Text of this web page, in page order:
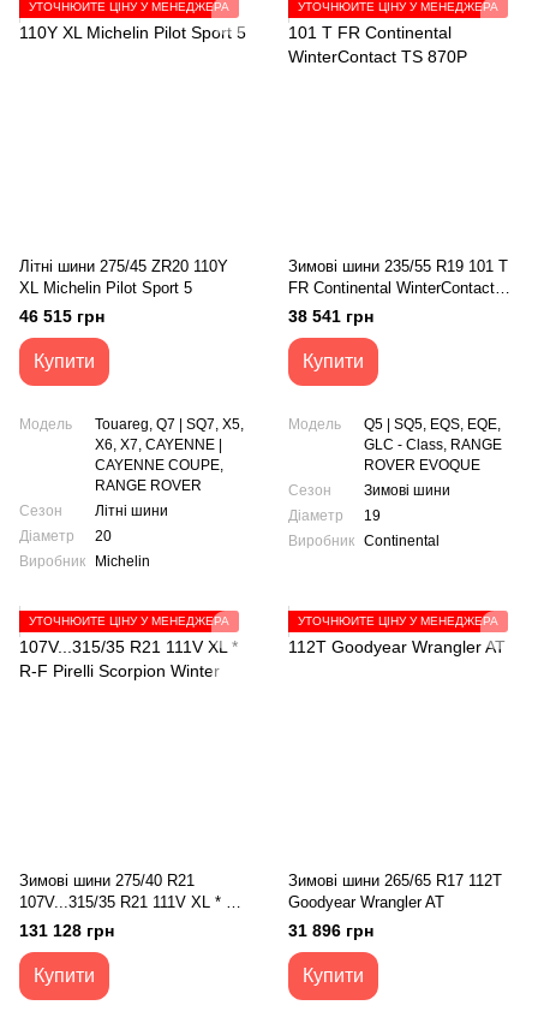
УТОЧНЮЙТЕ ЦІНУ У МЕНЕДЖЕРА
Літні шини 275/45 ZR20 110Y
XL Michelin Pilot Sport 5
46 515 грн
Купити
Модель
Touareg, Q7 | SQ7, X5,
X6, X7, CAYENNE |
CAYENNE COUPE,
RANGE ROVER
Сезон
Літні шини
Діаметр
20
Виробник
Michelin
УТОЧНЮЙТЕ ЦІНУ У МЕНЕДЖЕРА
Зимові шини 235/55 R19 101 T
FR Continental WinterContact
TS 870P
38 541 грн
Купити
Модель
Q5 | SQ5, EQS, EQE,
GLC - Class, RANGE
ROVER EVOQUE
Сезон
Зимові шини
Діаметр
19
Виробник Continental
УТОЧНЮЙТЕ ЦІНУ У МЕНЕДЖЕРА
Зимові шини 275/40 R21
107V...315/35 R21 111V XL * R-
F Pirelli Scorpion Winter
131 128 грн
Купити
УТОЧНЮЙТЕ ЦІНУ У МЕНЕДЖЕРА
Зимові шини 265/65 R17 112T
Goodyear Wrangler AT
31 896 грн
Купити